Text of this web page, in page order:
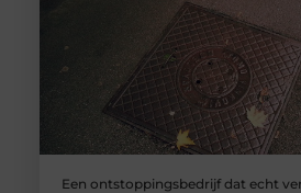
Een ontstoppingsbedrijf dat echt